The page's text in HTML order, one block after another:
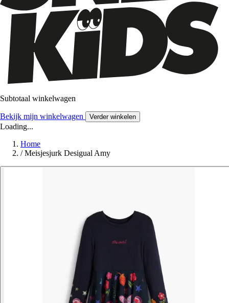
Subtotaal winkelwagen
Bekijk mijn winkelwagen Verder winkelen
Loading...
Home
/ Meisjesjurk Desigual Amy